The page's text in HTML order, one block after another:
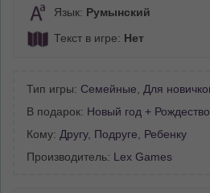
Язык: Румынский
Текст в игре: Нет
Тип игры: Семейные Для
В подарок: Новый год + Рождество
Кому: Другу, Подруге
Ребенку
Производитель: Lex Games